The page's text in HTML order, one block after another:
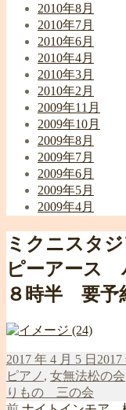
2010年8月
2010年7月
2010年6月
2010年4月
2010年3月
2010年2月
2009年11月
2009年10月
2009年8月
2009年7月
2009年6月
2009年5月
2009年4月
ミクニスタ
ピーアース
８時半 要予
投
稿
日:
2017 年 4 月 5 日 2017
ピアノ , 女無法松の会
りもの 三の会